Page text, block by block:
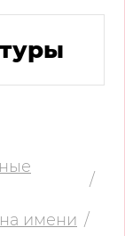
имени